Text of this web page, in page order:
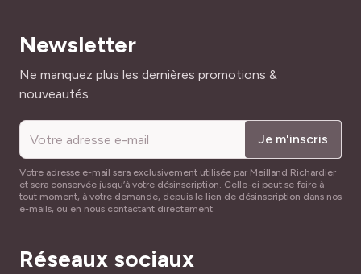
Newsletter
Adresse mail
Ne manquez plus les dernières promotions &
nouveautés
Je m'inscris
Votre adresse e-mail sera exclusivement utilisée par Meilland Richardier
et sera conservée jusqu’à votre désinscription. Celle-ci peut se faire à
tout moment, à votre demande, depuis le lien de désinscription dans nos
e-mails, ou en nous contactant directement.
Réseaux sociaux